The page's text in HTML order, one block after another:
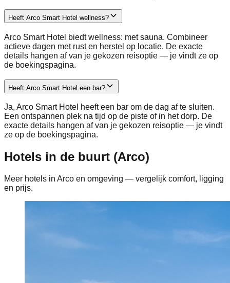
Heeft Arco Smart Hotel wellness?
Arco Smart Hotel biedt wellness: met sauna. Combineer
actieve dagen met rust en herstel op locatie. De exacte
details hangen af van je gekozen reisoptie — je vindt ze op
de boekingspagina.
Heeft Arco Smart Hotel een bar?
Ja, Arco Smart Hotel heeft een bar om de dag af te sluiten.
Een ontspannen plek na tijd op de piste of in het dorp. De
exacte details hangen af van je gekozen reisoptie — je vindt
ze op de boekingspagina.
Hotels in de buurt (Arco)
Meer hotels in Arco en omgeving — vergelijk comfort, ligging
en prijs.